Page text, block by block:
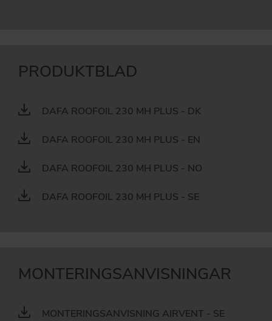
PRODUKTBLAD
DAFA ROOFOIL 230 MH PLUS - DK
DAFA ROOFOIL 230 MH PLUS - EN
DAFA ROOFOIL 230 MH PLUS - NO
DAFA ROOFOIL 230 MH PLUS - SE
MONTERINGSANVISNINGAR
MONTERINGSANVISNING AIRVENT - SE